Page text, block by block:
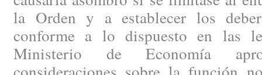
la Orden y a establecer los
conforme a lo dispuesto en las
Ministerio de Economía